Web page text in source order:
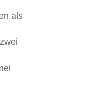
als